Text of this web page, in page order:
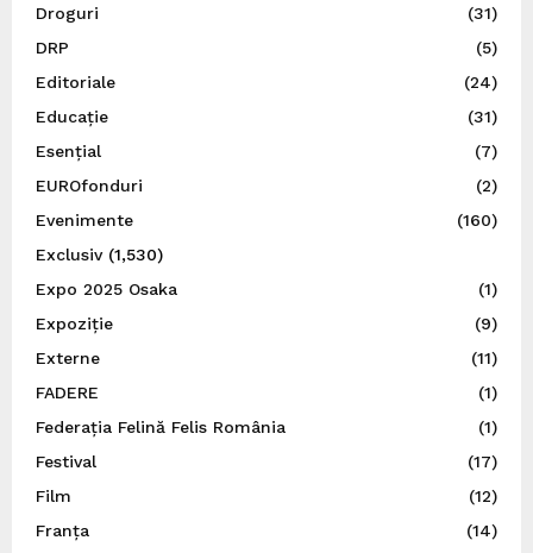
Droguri
(31)
DRP
(5)
Editoriale
(24)
Educație
(31)
Esențial
(7)
EUROfonduri
(2)
Evenimente
(160)
Exclusiv(1,530)
Expo 2025 Osaka
(1)
Expoziție
(9)
Externe
(11)
FADERE
(1)
Federația Felină Felis România
(1)
Festival
(17)
Film
(12)
Franța
(14)